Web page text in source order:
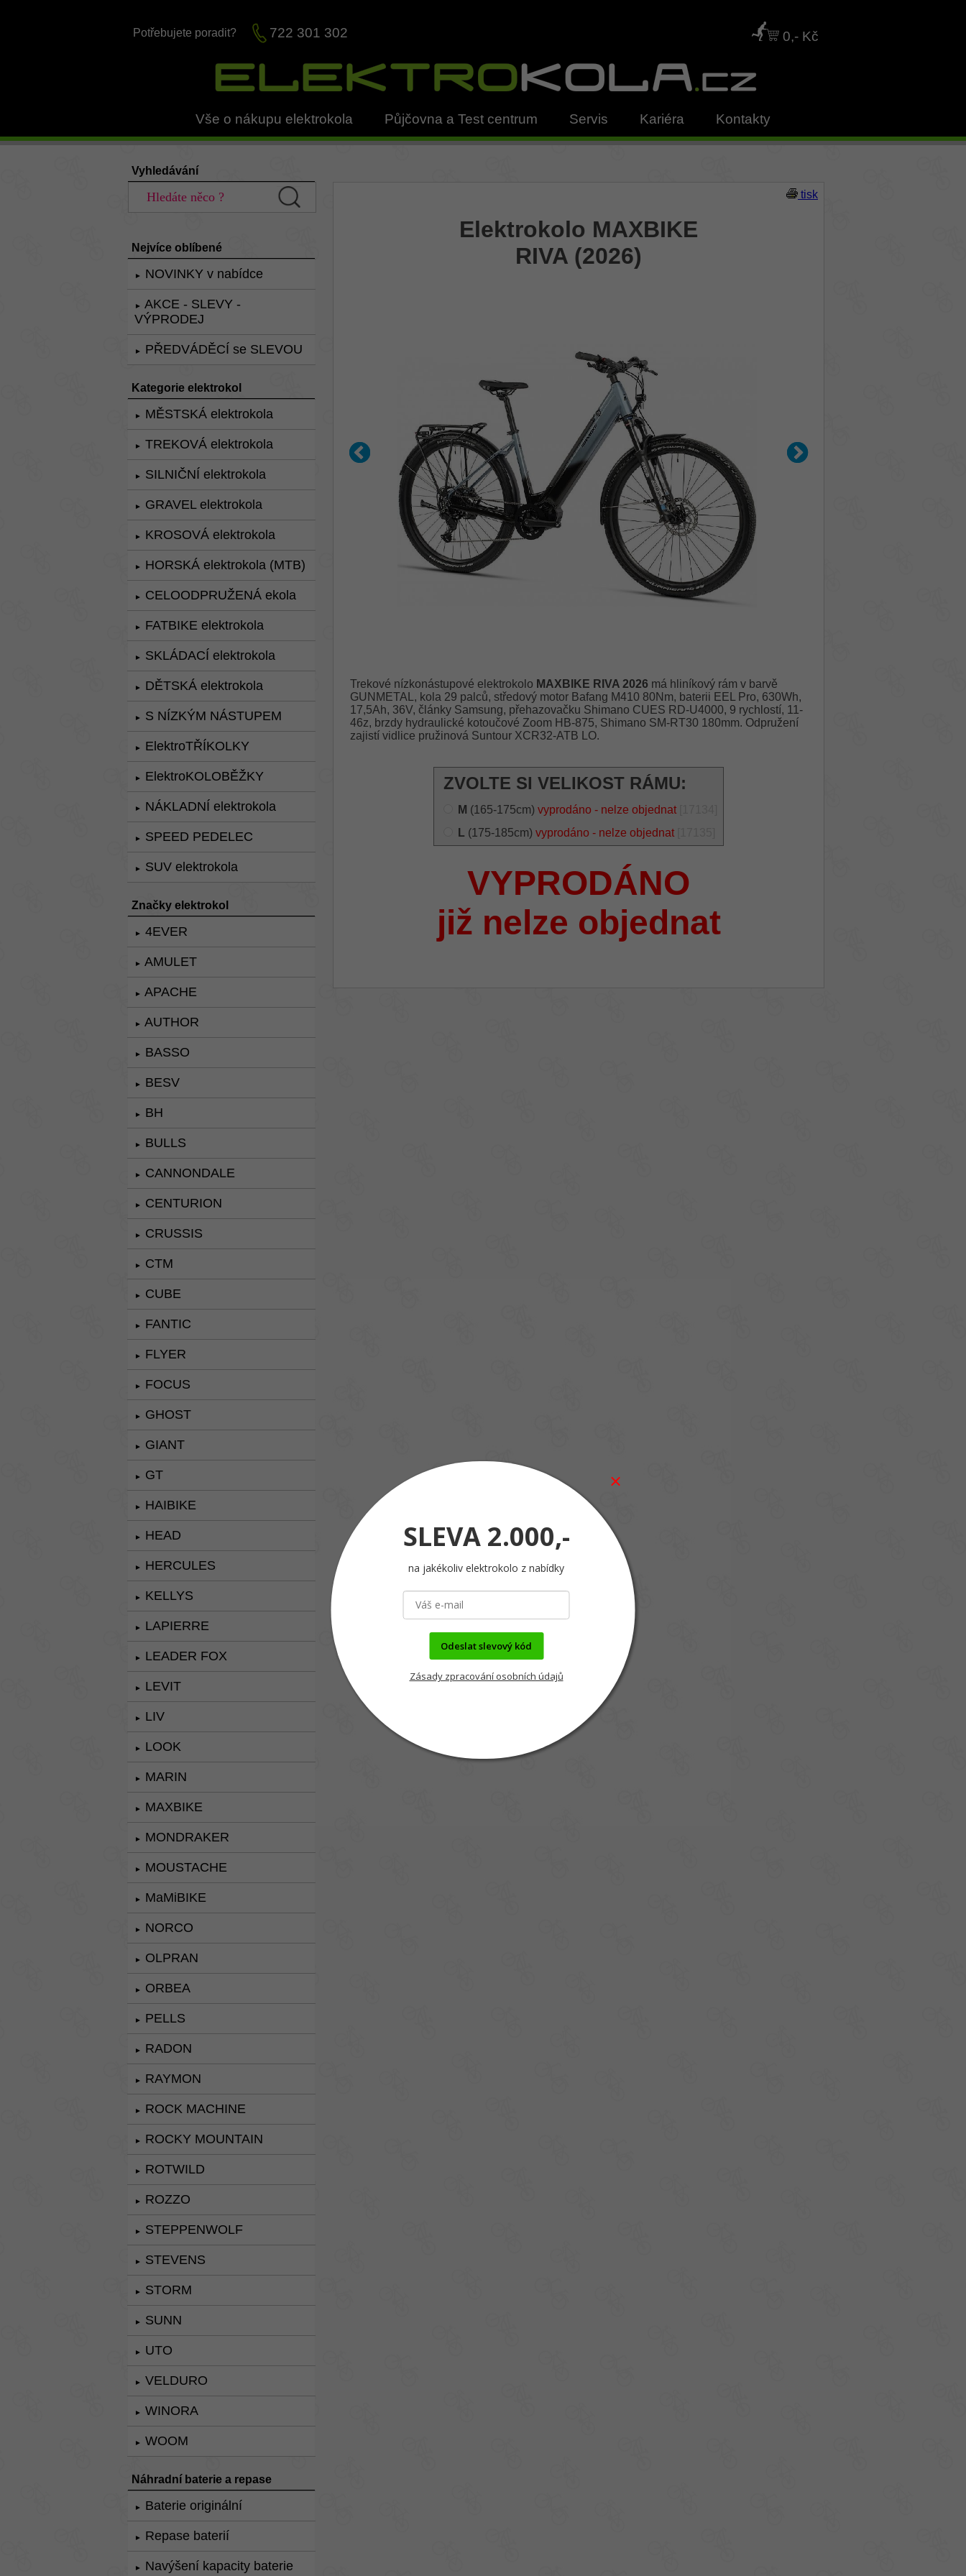
Potřebujete poradit? 722 301 302 0,- Kč
Vše o nákupu elektrokola Půjčovna a Test centrum Servis Kariéra Kontakty
Vyhledávání
Nejvíce oblíbené
► NOVINKY v nabídce
►
AKCE - SLEVY -
VÝPRODEJ
► PŘEDVÁDĚCÍ se SLEVOU
Kategorie elektrokol
► MĚSTSKÁ elektrokola
► TREKOVÁ elektrokola
► SILNIČNÍ elektrokola
► GRAVEL elektrokola
► KROSOVÁ elektrokola
► HORSKÁ elektrokola (MTB)
► CELOODPRUŽENÁ ekola
► FATBIKE elektrokola
► SKLÁDACÍ elektrokola
► DĚTSKÁ elektrokola
► S NÍZKÝM NÁSTUPEM
► ElektroTŘÍKOLKY
► ElektroKOLOBĚŽKY
► NÁKLADNÍ elektrokola
► SPEED PEDELEC
► SUV elektrokola
Značky elektrokol
► 4EVER
► AMULET
► APACHE
► AUTHOR
► BASSO
► BESV
► BH
► BULLS
► CANNONDALE
► CENTURION
► CRUSSIS
► CTM
► CUBE
► FANTIC
► FLYER
► FOCUS
► GHOST
► GIANT
► GT
► HAIBIKE
► HEAD
► HERCULES
► KELLYS
► LAPIERRE
► LEADER FOX
► LEVIT
► LIV
► LOOK
► MARIN
► MAXBIKE
► MONDRAKER
► MOUSTACHE
► MaMiBIKE
► NORCO
► OLPRAN
► ORBEA
► PELLS
► RADON
► RAYMON
► ROCK MACHINE
► ROCKY MOUNTAIN
► ROTWILD
► ROZZO
► STEPPENWOLF
► STEVENS
► STORM
► SUNN
► UTO
► VELDURO
► WINORA
► WOOM
Náhradní baterie a repase
► Baterie originální
► Repase baterií
► Navýšení kapacity baterie
tisk
Elektrokolo MAXBIKE
RIVA (2026)
Trekové nízkonástupové elektrokolo MAXBIKE RIVA 2026 má hliníkový rám v barvě
GUNMETAL, kola 29 palců, středový motor Bafang M410 80Nm, baterii EEL Pro, 630Wh,
17,5Ah, 36V, články Samsung, přehazovačku Shimano CUES RD-U4000, 9 rychlostí, 11-
46z, brzdy hydraulické kotoučové Zoom HB-875, Shimano SM-RT30 180mm. Odpružení
zajistí vidlice pružinová Suntour XCR32-ATB LO.
ZVOLTE SI VELIKOST RÁMU:
M (165-175cm) vyprodáno - nelze objednat
L (175-185cm) vyprodáno - nelze objednat
VYPRODÁNO
již nelze objednat
SLEVA 2.000,-
na jakékoliv elektrokolo z nabídky
Odeslat slevový kód
Zásady zpracování osobních údajů